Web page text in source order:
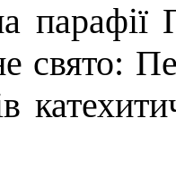
парафії
свято: